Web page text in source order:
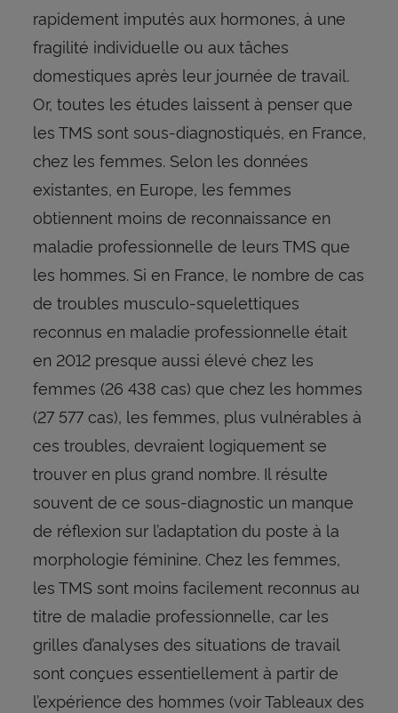
rapidement imputés aux hormones, à une
fragilité individuelle ou aux tâches
domestiques après leur journée de travail.
Or, toutes les études laissent à penser que
les TMS sont sous-diagnostiqués, en France,
chez les femmes. Selon les données
existantes, en Europe, les femmes
obtiennent moins de reconnaissance en
maladie professionnelle de leurs TMS que
les hommes. Si en France, le nombre de cas
de troubles musculo-squelettiques
reconnus en maladie professionnelle était
en 2012 presque aussi élevé chez les
femmes (26 438 cas) que chez les hommes
(27 577 cas), les femmes, plus vulnérables à
ces troubles, devraient logiquement se
trouver en plus grand nombre. Il résulte
souvent de ce sous-diagnostic un manque
de réflexion sur l’adaptation du poste à la
morphologie féminine. Chez les femmes,
les TMS sont moins facilement reconnus au
titre de maladie professionnelle, car les
grilles d’analyses des situations de travail
sont conçues essentiellement à partir de
l’expérience des hommes (voir Tableaux des